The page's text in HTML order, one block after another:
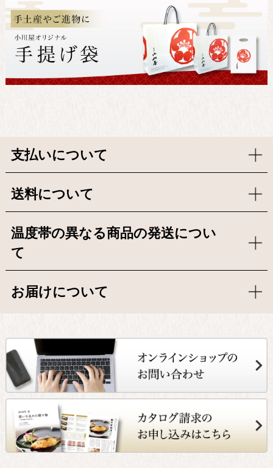
支払いについて
送料について
温度帯の異なる商品の発送につい
て
お届けについて